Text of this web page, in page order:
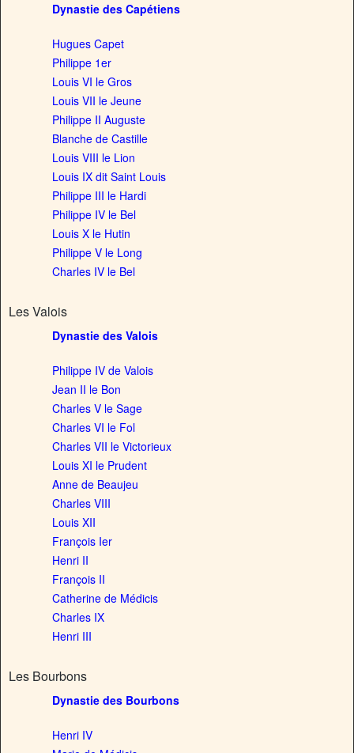
Dynastie des Capétiens
Hugues Capet
Philippe 1er
Louis VI le Gros
Louis VII le Jeune
Philippe II Auguste
Blanche de Castille
Louis VIII le Lion
Louis IX dit Saint Louis
Philippe III le Hardi
Philippe IV le Bel
Louis X le Hutin
Philippe V le Long
Charles IV le Bel
Les Valois
Dynastie des Valois
Philippe IV de Valois
Jean II le Bon
Charles V le Sage
Charles VI le Fol
Charles VII le Victorieux
Louis XI le Prudent
Anne de Beaujeu
Charles VIII
Louis XII
François Ier
Henri II
François II
Catherine de Médicis
Charles IX
Henri III
Les Bourbons
Dynastie des Bourbons
Henri IV